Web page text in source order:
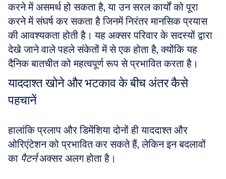
करने में असमर्थ हो सकता है, या उन सरल कार्यों को पूरा
करने में संघर्ष कर सकता है जिनमें निरंतर मानसिक प्रयास
की आवश्यकता होती है। यह अक्सर परिवार के सदस्यों द्वारा
देखे जाने वाले पहले संकेतों में से एक होता है, क्योंकि यह
दैनिक बातचीत को महत्वपूर्ण रूप से प्रभावित करता है।
याददाश्त खोने और भटकाव के बीच अंतर कैसे
पहचानें
हालांकि प्रलाप और डिमेंशिया दोनों ही याददाश्त और
ओरिएंटेशन को प्रभावित कर सकते हैं, लेकिन इन बदलावों
का पैटर्न अक्सर अलग होता है।